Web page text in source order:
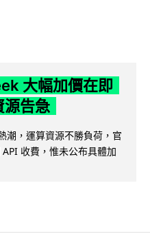
大幅加價在即
源告急
潮，運算資源不勝負荷，官
收費，惟未公布具體加